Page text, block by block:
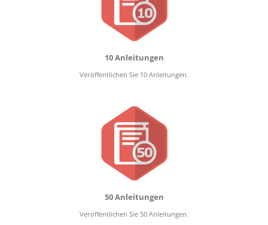
10 Anleitungen
Veröffentlichen Sie 10 Anleitungen.
50 Anleitungen
Veröffentlichen Sie 50 Anleitungen.